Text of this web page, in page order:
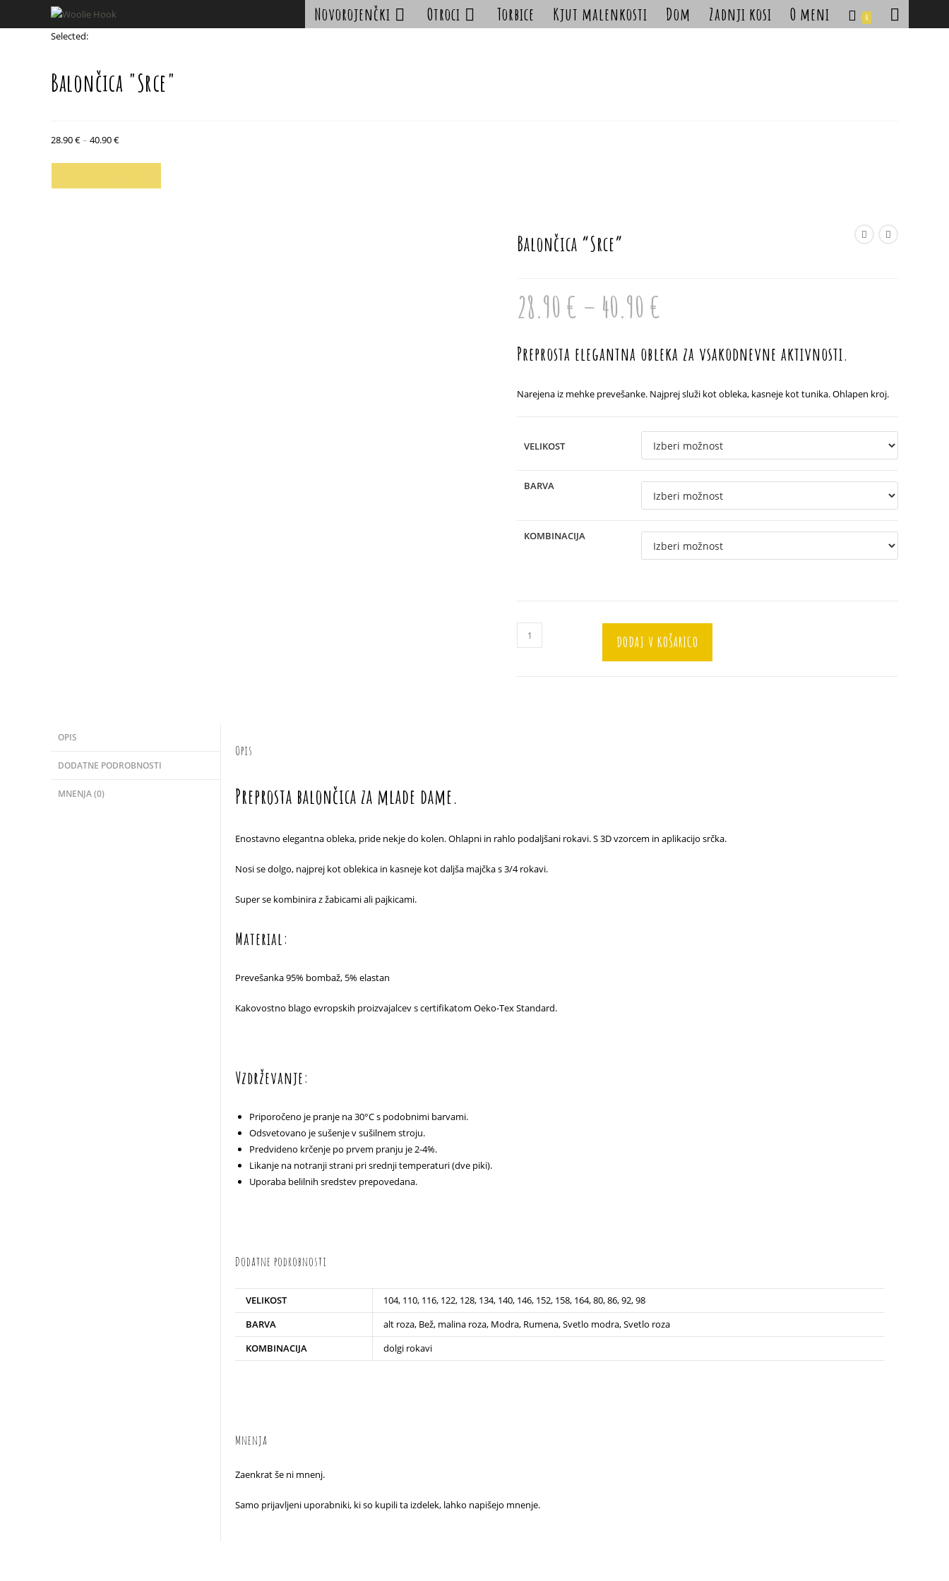
to
Novorojenčki Otroci Torbice Kjut malenkosti Dom Zadnji kosi O meni 0 Toggle
Selected:
Balončica "Srce"
28.90€– 40.90€Cenovni
28.90 €
Balončica “Srce”
28.90 € – 40.90 €
40.90 €
Preprosta elegantna obleka za vsakodnevne aktivnosti.
Narejena iz mehke prevešanke. Najprej služi kot obleka, kasneje kot tunika. Ohlapen kroj.
VELIKOST
BARVA
KOMBINACIJA
Balončica
"Srce"
DODAJ V KOŠARICO
OPIS
DODATNE PODROBNOSTI
MNENJA (0)
Opis
Preprosta balončica za mlade dame.
Enostavno elegantna obleka, pride nekje do kolen. Ohlapni in rahlo podaljšani rokavi. S 3D vzorcem in aplikacijo srčka.
Nosi se dolgo, najprej kot oblekica in kasneje kot daljša majčka s 3/4 rokavi.
Super se kombinira z žabicami ali pajkicami.
Material:
Prevešanka 95% bombaž, 5% elastan
Kakovostno blago evropskih proizvajalcev s certifikatom Oeko-Tex Standard.
Vzdrževanje:
Priporočeno je pranje na 30°C s podobnimi barvami.
Odsvetovano je sušenje v sušilnem stroju.
Predvideno krčenje po prvem pranju je 2-4%.
Likanje na notranji strani pri srednji temperaturi (dve piki).
Uporaba belilnih sredstev prepovedana.
Dodatne podrobnosti
VELIKOST
104, 110, 116, 122, 128, 134, 140, 146, 152, 158, 164, 80, 86, 92, 98
BARVA
alt roza, Bež, malina roza, Modra, Rumena, Svetlo modra, Svetlo roza
KOMBINACIJA
dolgi rokavi
Mnenja
Zaenkrat še ni mnenj.
Samo prijavljeni uporabniki, ki so kupili ta izdelek, lahko napišejo mnenje.